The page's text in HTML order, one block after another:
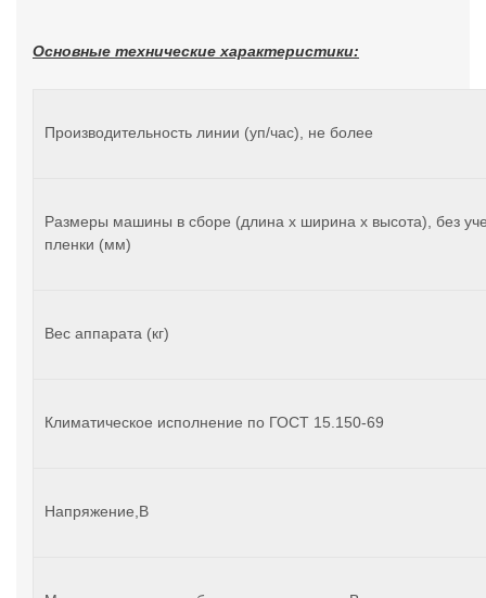
Основные технические характеристики:
Производительность линии (уп/час), не более
Размеры машины в сборе (длина х ширина х высота), без
пленки (мм)
Вес аппарата (кг)
Климатическое исполнение по ГОСТ 15.150-69
Напряжение,В